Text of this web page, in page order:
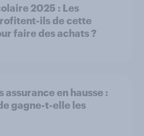
2025 : Les
ils de cette
faire des achats ?
assurance en hausse :
gagne-t-elle les